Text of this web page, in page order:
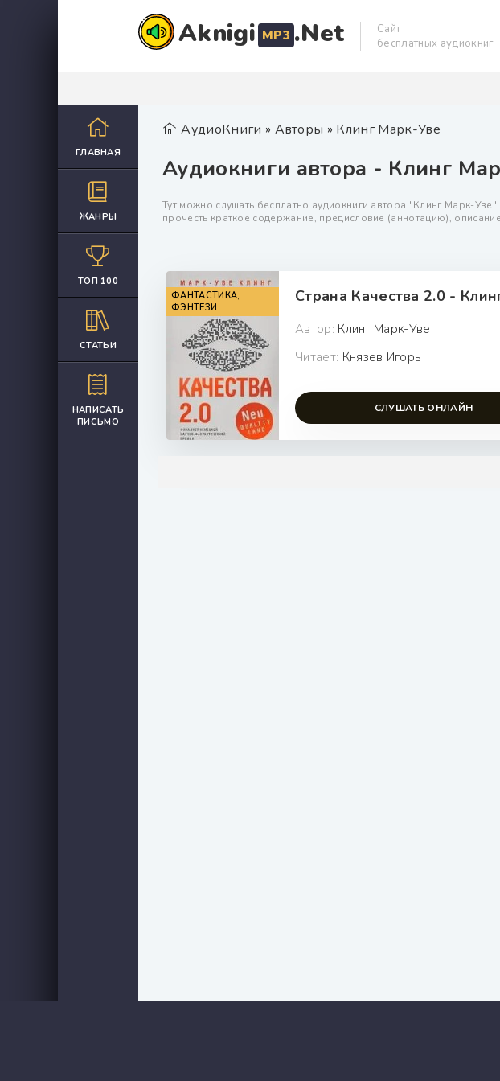
Aknigi MP3 .Net
Сайт
бесплатных аудиокниг
ГЛАВНАЯ
ЖАНРЫ
ТОП 100
СТАТЬИ
НАПИСАТЬ
ПИСЬМО
АудиоКниги » Авторы » Клинг Марк-Уве
Аудиокниги автора - Клинг
Тут можно слушать бесплатно аудиокниги автора "Клинг Марк-
прочесть краткое содержание, предисловие (аннотацию),
ФАНТАСТИКА,
ФЭНТЕЗИ
Автор: Клинг Марк-Уве
Читает: Князев Игорь
СЛУШАТЬ ОНЛАЙН